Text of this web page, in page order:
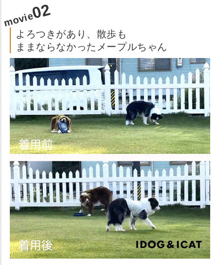
movie02
よろつきがあり、散歩も
ままならなかったメープルちゃん